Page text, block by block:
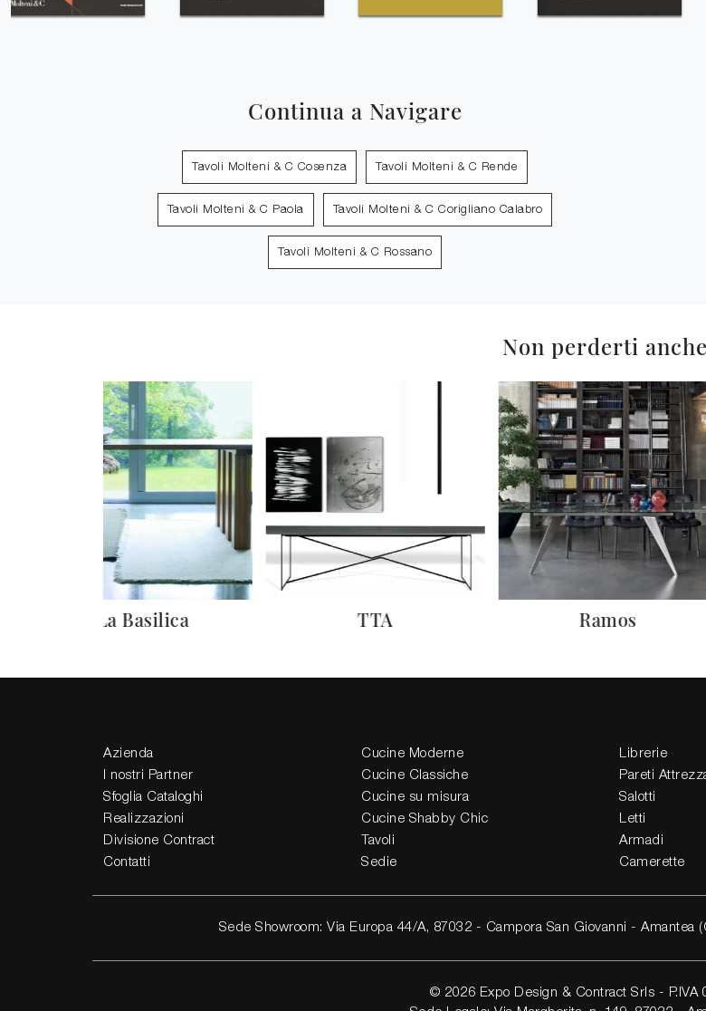
Continua a Navigare
Tavoli Molteni & C Cosenza Tavoli Molteni & C Rende
Tavoli Molteni & C Paola Tavoli Molteni & C Corigliano Calabro
Tavoli Molteni & C Rossano
Non perderti
La Basilica TTA Ramos
Azienda
I nostri Partner
Sfoglia Cataloghi
Realizzazioni
Divisione Contract
Contatti
Cucine Moderne
Cucine Classiche
Cucine su misura
Cucine Shabby Chic
Tavoli
Sedie
Librerie
Pareti
Salotti
Letti
Armadi
Camerette
Sede Showroom: Via Europa 44/A, 87032 - Campora San Giovanni - Amantea
© 2026 Expo Design & Contract Srls - P.IVA